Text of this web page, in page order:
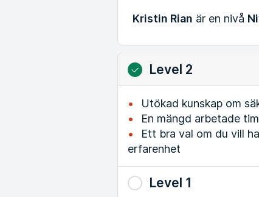
Kristin Rian är en nivå
Level 2
Utökad kunskap om
En mängd arbetade
Ett bra val om du vill
erfarenhet
Level 1